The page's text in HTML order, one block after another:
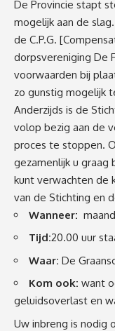
De Provincie stapt
mogelijk aan de
de C.P.G.
dorpsvereniging De
voorwaarden bij
zo gunstig mogelijk
Anderzijds is de
volop bezig aan de
proces te stoppen.
gezamenlijk u graag
kunt verwachten de
van de Stichting en
Wanneer:
Tijd:20.00 uur
Waar: De
Kom ook: want
geluidsoverlast en
Uw inbreng is nodig